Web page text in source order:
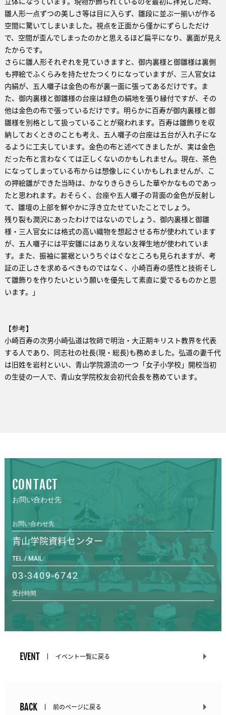
雛人形一点ずつの美しさ等は目に入らず、雛段に並ぶ一揃いが作る
空間に驚いてしまいました。視点を正面から僅かにずらしただけ
で、空間が歪んでしまったのかと思えるほど扁平になり、裏面が見え
たからです。
さらに雛人形それぞれを見ていきますと、御内裏様と御雛様は裏側
も押絵でふくらみを持たせたつくりになっていますが、三人官女は
内絹が、五人囃子は金色の布が裏一面に張ってあるだけです。ま
た、御内裏様と御雛様の台座は緑色の絹地を張り縁付ですが、その
他は金色の布で張っているだけです。明らかに百寿が御内裏様と御
雛様を別格として扱っていることが窺われます。百寿は雛飾りを収
納しておくときのことも考え、五人囃子の台座は五台が入れ子にな
るように工夫しています。金色の布と述べてきましたが、実は金色
だった布と言わなくては正しくないのかもしれません。現在、茶色
になってしまっている布からは想像しにくいかもしれませんが、こ
の押絵雛ができた当時は、かなりきらきらした華やかなものであっ
たと思われます。おそらく、台座や五人囃子の背面の金色が反射し
て、雛壇の上部を鮮やかに浮き立たせていたことでしょう。
残り裂も潤沢にあったわけではないのでしょう、御内裏様と御雛
様・三人官女には格式の高い織物を想起させる布が使われています
が、五人囃子には平安雛にはありえない友禅生地が使われていま
す。また、振袖に裳裾というちぐはぐなところも見られますが、考
証の正しさを求めるべきものではなく、小崎百寿の感性と技術そし
て雛飾りを作りたいという願いを優先して素直に愛でるものかと思
います。」
【参考】
小崎百寿の次男小崎弘道は牧師で明治・大正期キリスト教界を代表
する人であり、同志社の社長(現・総長)も務めました。弘道の妻千代
は旧姓を岩村といい、青山学院源流の一つ「女子小学校」開校当初
の生徒の一人で、青山女学院校友会初代会長を務めています。
CONTACT
お問い合わせ先
お問い合わせ先
青山学院資料センター
TEL / MAIL
03-3409-6742
受付時間
EVENT イベント一覧に戻る
BACK 前のページに戻る